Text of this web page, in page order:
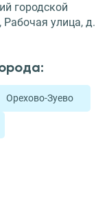
городской
Рабочая улица, д.
Орехово-Зуево